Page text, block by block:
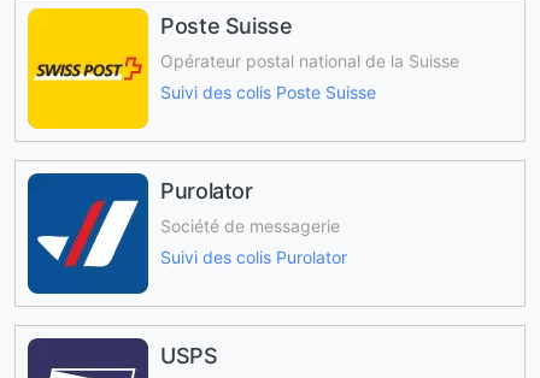
Poste Suisse
Opérateur postal national de la Suisse
Suivi des colis Poste Suisse
Purolator
Société de messagerie
Suivi des colis Purolator
USPS